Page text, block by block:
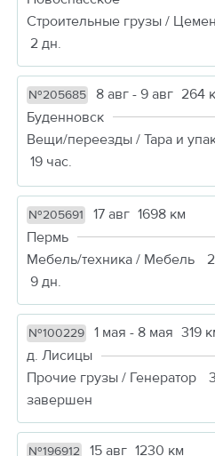
Строительные грузы /
2 дн.
№205685 8 авг - 9 авг 264
Буденновск
Вещи/переезды / Тара и
19 час.
№205691 17 авг 1698 км
Пермь
Мебель/техника / Мебель
9 дн.
№100229 1 мая - 8 мая 319
д. Лисицы
Прочие грузы / Генератор
завершен
№196912 15 авг 1230 км